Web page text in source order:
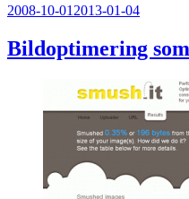
Publicerat
2008-10-012013-01-04
Bildoptimering